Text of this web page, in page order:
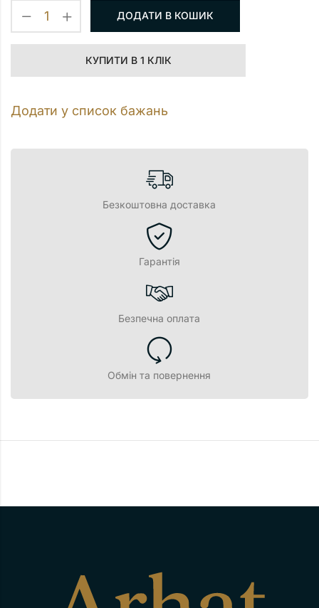
ДОДАТИ В КОШИК
КУПИТИ В 1 КЛІК
Додати у список бажань
Безкоштовна доставка
Гарантія
Безпечна оплата
Обмін та повернення